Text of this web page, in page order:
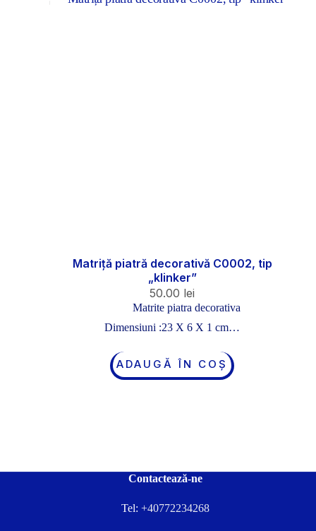
Matriță piatră decorativă C0002, tip
„klinker”
50.00 lei
Matrite piatra decorativa
Dimensiuni :23 X 6 X 1 cm…
ADAUGĂ ÎN COȘ
Contactează-ne
Tel: +40772234268